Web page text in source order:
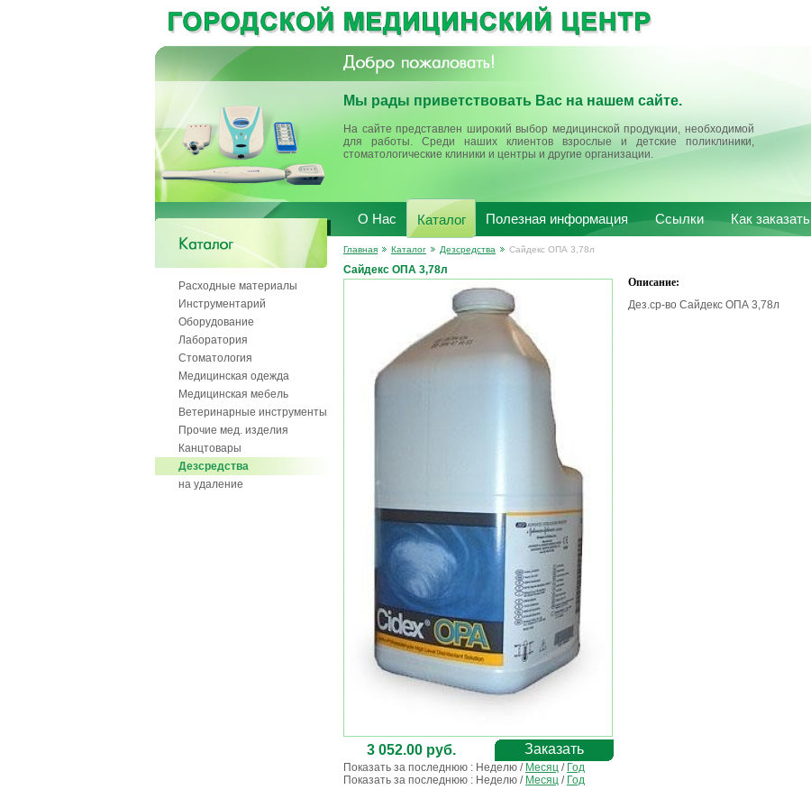
Мы рады приветствовать Вас на нашем сайте.
На сайте представлен широкий выбор медицинской продукции, необходимой
для работы. Среди наших клиентов взрослые и детские поликлиники,
стоматологические клиники и центры и другие организации.
О Нас Каталог Полезная информация Ссылки Как заказать
Расходные материалы
Инструментарий
Оборудование
Лаборатория
Стоматология
Медицинская одежда
Медицинская мебель
Ветеринарные инструменты
Прочие мед. изделия
Канцтовары
Дезсредства
на удаление
Главная Каталог Дезсредства Сайдекс ОПА 3,78л
Сайдекс ОПА 3,78л
3 052.00 руб. Заказать
Описание:
Дез.ср-во Сайдекс ОПА 3,78л
Показать за последнюю : Неделю / Месяц / Год
Показать за последнюю : Неделю / Месяц / Год